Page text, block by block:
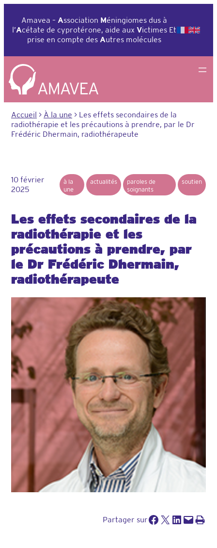
contenu
Amavea – Association Méningiomes dus à
l’Acétate de cyprotérone, aide aux Victimes Et
prise en compte des Autres molécules
Accueil > À la une > Les effets secondaires de la
radiothérapie et les précautions à prendre, par le Dr
Frédéric Dhermain, radiothérapeute
10 février
2025
à la
une
actualités
paroles de
soignants
soutien
Les effets secondaires de la
radiothérapie et les
précautions à prendre, par
le Dr Frédéric Dhermain,
radiothérapeute
Partager surPartager sur Facebook
Partager sur X Partager sur LinkedIn
Envoyer cette page par e-mailImprimer cette